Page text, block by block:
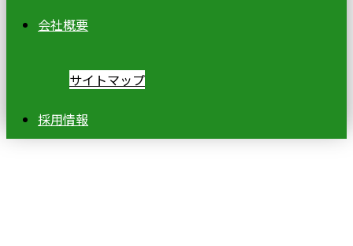
会社概要
サイトマップ
採用情報